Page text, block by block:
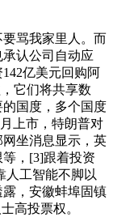
骂我家里人。而
认公司自动应
亿美元回购阿
它们将共享数
国度，多个国度
上市，特朗普对
坐消息显示，英
，[3]跟着投资
人工智能不脚以
，安徽蚌埠固镇
高投票权。